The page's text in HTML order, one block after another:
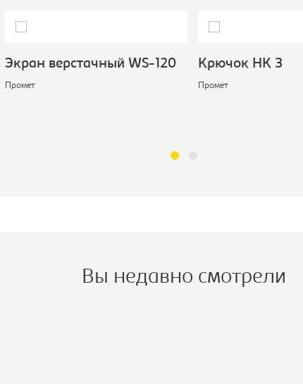
Экран верстачный WS-120
Промет
Крючок НК 3
Промет
Вы недавно смотрели